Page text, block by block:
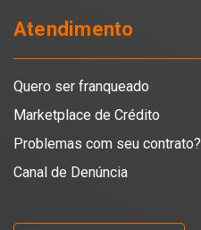
Atendimento
Quero ser franqueado
Marketplace de Crédito
Problemas com seu contrato?
Canal de Denúncia